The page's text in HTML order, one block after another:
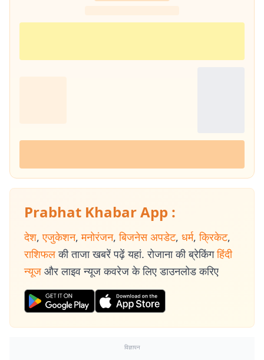
Prabhat Khabar App :
देश, एजुकेशन, मनोरंजन, बिजनेस अपडेट, धर्म, क्रिकेट,
राशिफल की ताजा खबरें पढ़ें यहां. रोजाना की ब्रेकिंग हिंदी
न्यूज और लाइव न्यूज कवरेज के लिए डाउनलोड करिए
विज्ञापन